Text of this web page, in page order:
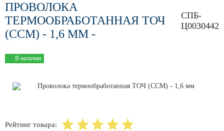
ПРОВОЛОКА
ТЕРМООБРАБОТАННАЯ ТОЧ
(ССМ) - 1,6 ММ -
СПБ-
Ц0030442
В наличии
Рейтинг товара: